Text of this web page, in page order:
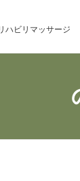
ハビリマッサージ